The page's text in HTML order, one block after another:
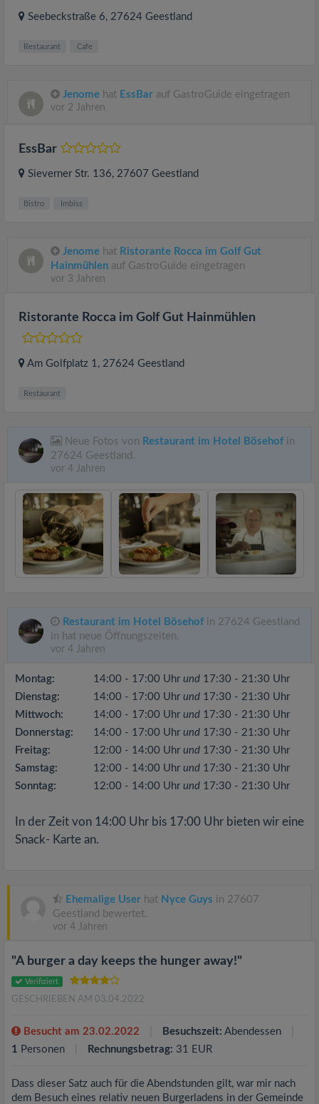
Seebeckstraße 6, 27624 Geestland
Restaurant Cafe
Jenome hat EssBar auf GastroGuide eingetragen
vor 2 Jahren
EssBar
Sieverner Str. 136, 27607 Geestland
Bistro Imbiss
Jenome hat Ristorante Rocca im Golf Gut
Hainmühlen auf GastroGuide eingetragen
vor 3 Jahren
Ristorante Rocca im Golf Gut Hainmühlen
Am Golfplatz 1, 27624 Geestland
Restaurant
Neue Fotos von Restaurant im Hotel Bösehof in
27624 Geestland.
vor 4 Jahren
Restaurant im Hotel Bösehof in 27624 Geestland
in hat neue Öffnungszeiten.
vor 4 Jahren
Montag: 14:00 - 17:00 Uhr und 17:30 - 21:30 Uhr
Dienstag:
14:00 - 17:00 Uhr und 17:30 - 21:30 Uhr
Mittwoch:
14:00 - 17:00 Uhr und 17:30 - 21:30 Uhr
Donnerstag:
14:00 - 17:00 Uhr und 17:30 - 21:30 Uhr
Freitag:
12:00 - 14:00 Uhr und 17:30 - 21:30 Uhr
Samstag:
12:00 - 14:00 Uhr und 17:30 - 21:30 Uhr
Sonntag:
12:00 - 14:00 Uhr und 17:30 - 21:30 Uhr
In der Zeit von 14:00 Uhr bis 17:00 Uhr bieten wir eine
Snack- Karte an.
Ehemalige User hat Nyce Guys in 27607
Geestland bewertet.
vor 4 Jahren
"A burger a day keeps the hunger away!"
Verifiziert
GESCHRIEBEN AM 03.04.2022
Besucht am 23.02.2022 Besuchszeit: Abendessen
1 Personen Rechnungsbetrag: 31 EUR
Dass dieser Satz auch für die Abendstunden gilt, war mir nach
dem Besuch eines relativ neuen Burgerladens in der Gemeinde